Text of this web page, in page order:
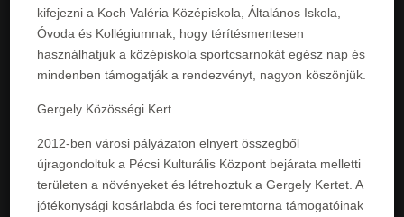
kifejezni a Koch Valéria Középiskola, Általános Iskola,
Óvoda és Kollégiumnak, hogy térítésmentesen
használhatjuk a középiskola sportcsarnokát egész nap és
mindenben támogatják a rendezvényt, nagyon köszönjük.
Gergely Közösségi Kert
2012-ben városi pályázaton elnyert összegből
újragondoltuk a Pécsi Kulturális Központ bejárata melletti
területen a növényeket és létrehoztuk a Gergely Kertet. A
jótékonysági kosárlabda és foci teremtorna támogatóinak